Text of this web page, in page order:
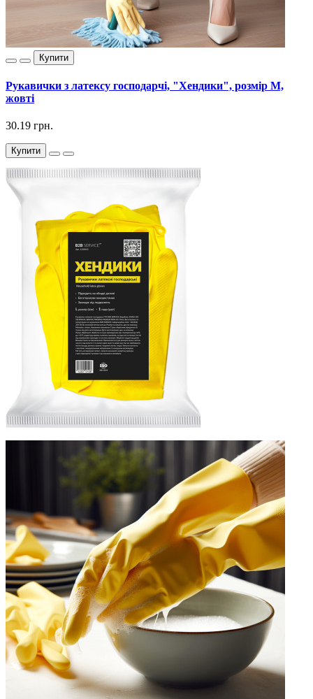
Купити
Рукавички з латексу господарчі, "Хендики", розмір М,
жовті
30.19 грн.
Купити